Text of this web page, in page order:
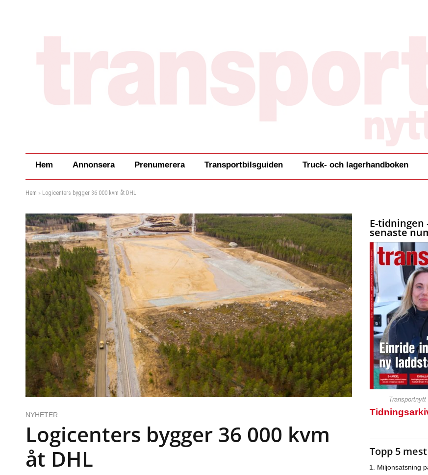
Hem Annonsera Prenumerera Transportbilsguiden Truck- och lagerhandboken
Hem » Logicenters bygger 36 000 kvm åt DHL
NYHETER
Logicenters bygger 36 000 kvm
åt DHL
E-tidningen
senaste
Transportnytt
Topp 5
Miljonsatsning